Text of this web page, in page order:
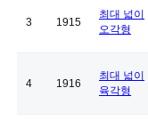
3 1915
최대 넓이
오각형
4 1916
최대 넓이
육각형